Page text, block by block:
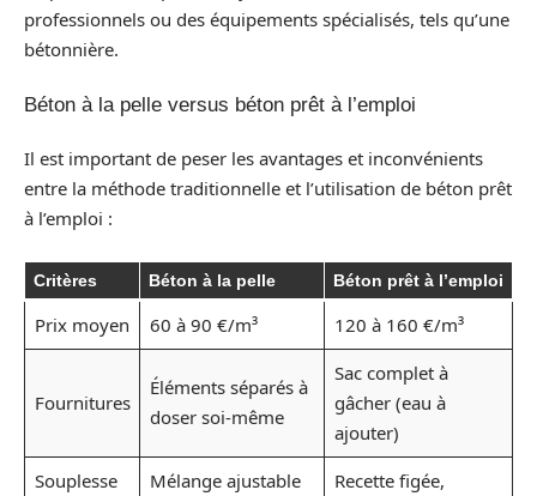
professionnels ou des équipements spécialisés, tels qu’une
bétonnière.
Béton à la pelle versus béton prêt à l’emploi
Il est important de peser les avantages et inconvénients
entre la méthode traditionnelle et l’utilisation de béton prêt
à l’emploi :
Critères Béton à la pelle Béton prêt à l’emploi
Prix moyen 60 à 90 €/m³ 120 à 160 €/m³
Fournitures
Éléments séparés à
doser soi-même
Sac complet à
gâcher (eau à
ajouter)
Souplesse
Mélange ajustable
Recette figée,